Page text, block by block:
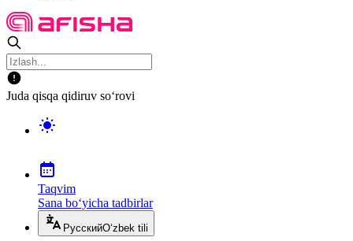
Juda qisqa qidiruv so‘rovi
Taqvim
Sana bo‘yicha tadbirlar
РусскийO‘zbek tili